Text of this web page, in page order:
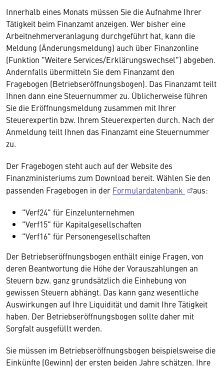
Innerhalb eines Monats müssen Sie die Aufnahme Ihrer
Tätigkeit beim Finanzamt anzeigen. Wer bisher eine
Arbeitnehmerveranlagung durchgeführt hat, kann die
Meldung (Änderungsmeldung) auch über Finanzonline
(Funktion "Weitere Services/Erklärungswechsel") abgeben.
Andernfalls übermitteln Sie dem Finanzamt den
Fragebogen (Betriebseröffnungsbogen). Das Finanzamt teilt
Ihnen dann eine Steuernummer zu. Üblicherweise führen
Sie die Eröffnungsmeldung zusammen mit Ihrer
Steuerexpertin bzw. Ihrem Steuerexperten durch. Nach der
Anmeldung teilt Ihnen das Finanzamt eine Steuernummer
zu.
Der Fragebogen steht auch auf der Website des
Finanzministeriums zum Download bereit. Wählen Sie den
passenden Fragebogen in der Formulardatenbank
aus:
"Verf24" für Einzelunternehmen
"Verf15" für Kapitalgesellschaften
"Verf16" für Personengesellschaften
Der Betriebseröffnungsbogen enthält einige Fragen, von
deren Beantwortung die Höhe der Vorauszahlungen an
Steuern bzw. ganz grundsätzlich die Einhebung von
gewissen Steuern abhängt. Das kann ganz wesentliche
Auswirkungen auf Ihre Liquidität und damit Ihre Tätigkeit
haben. Der Betriebseröffnungsbogen sollte daher mit
Sorgfalt ausgefüllt werden.
Sie müssen im Betriebseröffnungsbogen beispielsweise die
Einkünfte (Gewinn) der ersten beiden Jahre schätzen. Ihre